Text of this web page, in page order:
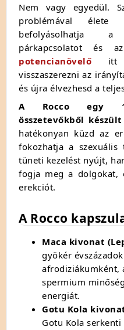
Nem vagy egyedül.
problémával élete
befolyásolhatja a
párkapcsolatot és
potencianövelő itt
visszaszerezni az
és újra élvezhesd a
A Rocco egy
összetevőkből
hatékonyan küzd az
fokozhatja a szexuális
tüneti kezelést nyújt,
fogja meg a dolgokat,
erekciót.
A Rocco
Maca kivonat
gyökér
afrodiziákumként,
spermium
energiát.
Gotu Kola
Gotu Kola